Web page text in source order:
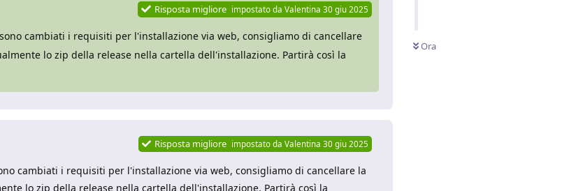
Ora
Risposta migliore impostato da Valentina 30 giu 2025
cambiati i requisiti per l'installazione via web, consigliamo di cancellare
lo zip della release nella cartella dell'installazione. Partirà così la
Risposta migliore impostato da Valentina 30 giu 2025
cambiati i requisiti per l'installazione via web, consigliamo di cancellare la
lo zip della release nella cartella dell'installazione. Partirà così la